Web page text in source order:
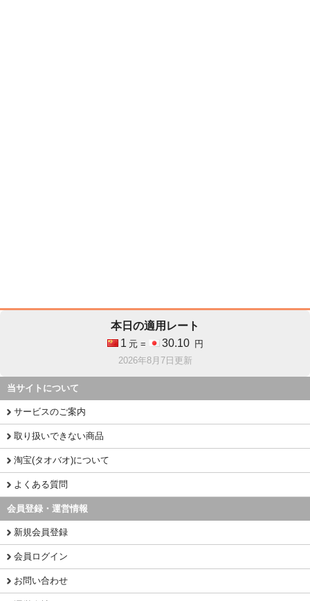
本日の適用レート
1 元 = 30.10
円
2026年8月7日更新
当サイトについて
サービスのご案内
取り扱いできない商品
淘宝(タオバオ)について
よくある質問
会員登録・運営情報
新規会員登録
会員ログイン
お問い合わせ